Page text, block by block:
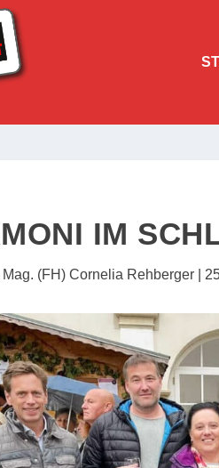
IM
Mag. (FH) Cornelia Rehberger